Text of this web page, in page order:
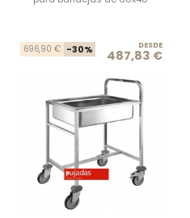
696,90 € -30% Precio
DESDE
487,83 €